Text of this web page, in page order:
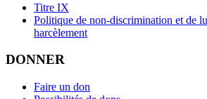
Titre IX
Politique de non-discrimination et de
harcèlement
DONNER
Faire un don